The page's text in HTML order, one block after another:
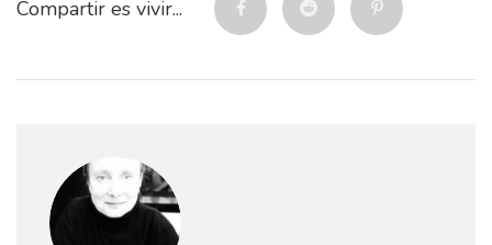
Compartir es vivir...